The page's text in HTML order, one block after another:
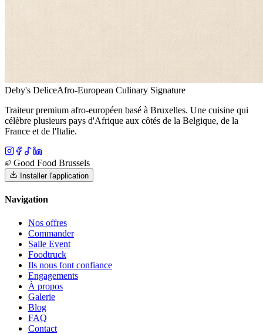
Deby's DeliceAfro-European Culinary Signature
Traiteur premium afro-européen basé à Bruxelles. Une cuisine qui
célèbre plusieurs pays d'Afrique aux côtés de la Belgique, de la
France et de l'Italie.
Good Food Brussels
Installer l'application
Navigation
Nos offres
Commander
Salle Event
Foodtruck
Ils nous font confiance
Engagements
À propos
Galerie
Blog
FAQ
Contact